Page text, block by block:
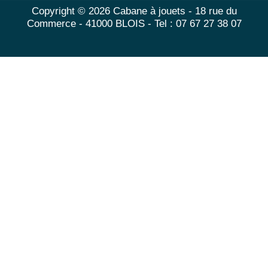
Copyright © 2026 Cabane à jouets - 18 rue du
Commerce - 41000 BLOIS - Tel : 07 67 27 38 07